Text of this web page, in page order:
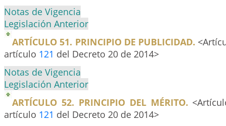
Notas de Vigencia
Legislación Anterior
ARTÍCULO 51. PRINCIPIO DE PUBLICIDAD.
artículo 121 del Decreto 20 de 2014>
Notas de Vigencia
Legislación Anterior
ARTÍCULO 52. PRINCIPIO DEL MÉRITO.
artículo 121 del Decreto 20 de 2014>